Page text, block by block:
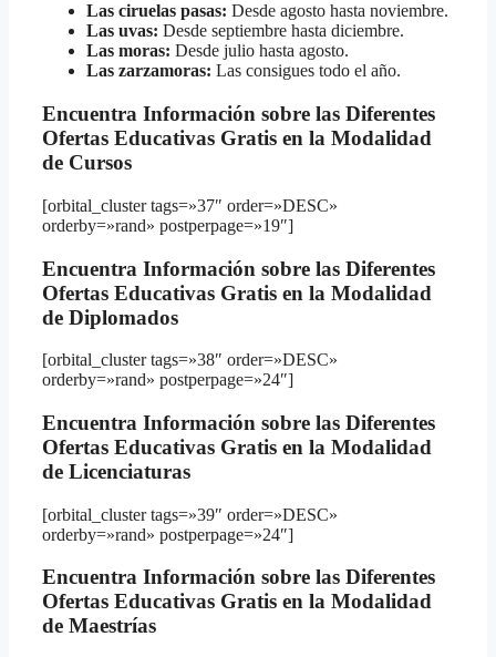
Las ciruelas pasas: Desde agosto hasta noviembre.
Las uvas: Desde septiembre hasta diciembre.
Las moras: Desde julio hasta agosto.
Las zarzamoras: Las consigues todo el año.
Encuentra Información sobre las Diferentes
Ofertas Educativas Gratis en la Modalidad
de Cursos
[orbital_cluster tags=»37″ order=»DESC»
orderby=»rand» postperpage=»19″]
Encuentra Información sobre las Diferentes
Ofertas Educativas Gratis en la Modalidad
de Diplomados
[orbital_cluster tags=»38″ order=»DESC»
orderby=»rand» postperpage=»24″]
Encuentra Información sobre las Diferentes
Ofertas Educativas Gratis en la Modalidad
de Licenciaturas
[orbital_cluster tags=»39″ order=»DESC»
orderby=»rand» postperpage=»24″]
Encuentra Información sobre las Diferentes
Ofertas Educativas Gratis en la Modalidad
de Maestrías